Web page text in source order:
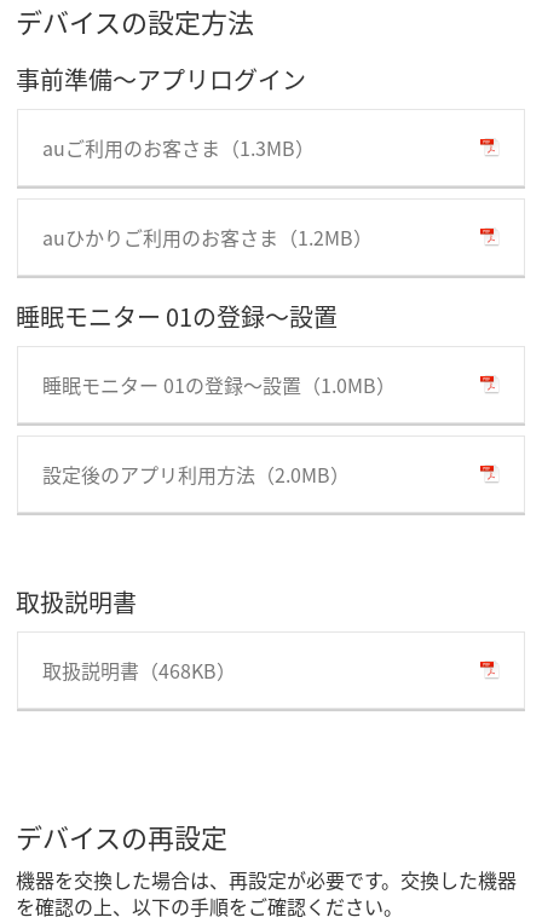
デバイスの設定方法
事前準備～アプリログイン
auご利用のお客さま（1.3MB）
auひかりご利用のお客さま（1.2MB）
睡眠モニター 01の登録～設置
睡眠モニター 01の登録～設置（1.0MB）
設定後のアプリ利⽤⽅法（2.0MB）
取扱説明書
取扱説明書（468KB）
デバイスの再設定
機器を交換した場合は、再設定が必要です。交換した機器
を確認の上、以下の⼿順をご確認ください。